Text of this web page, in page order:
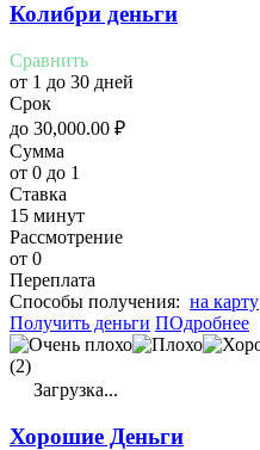
Колибри деньги
Сравнить
от 1 до 30 дней
Срок
до 30,000.00 ₽
Сумма
от 0 до 1
Ставка
15 минут
Рассмотрение
от 0
Переплата
Cпособы получения: на карту
Получить деньги ПОдробнее
(2)
Загрузка...
Хорошие Деньги